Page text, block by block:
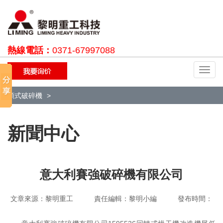
熱線電話： 0371-67997088
切
換
顎式破碎機
新聞中心
意大利賽強破碎機有限公司
文章來源：黎明重工 責任編輯：黎明小編 發布時間：